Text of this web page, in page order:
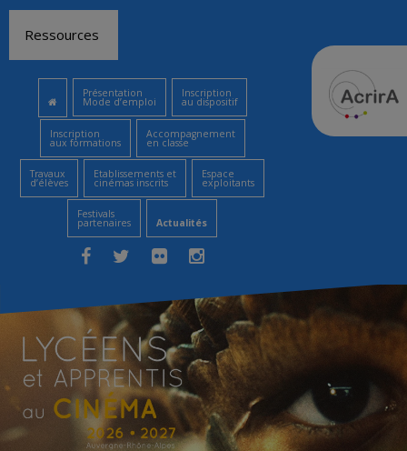
contenu
Ressources
Présentation
Mode d’emploi
Inscription
au dispositif
Inscription
aux formations
Accompagnement
en classe
Travaux
d’élèves
Etablissements et
cinémas inscrits
Espace
exploitants
Festivals
partenaires Actualités